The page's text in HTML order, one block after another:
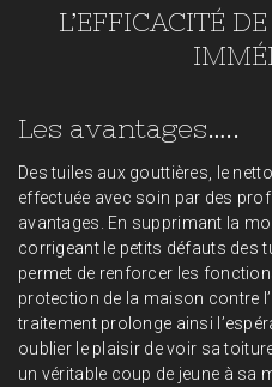
L’EFFICACITÉ
Les avantages…..
Des tuiles aux gouttières, le
effectuée avec soin par des
avantages. En supprimant la
corrigeant le petits défauts des
permet de renforcer les
protection de la maison contre
traitement prolonge ainsi
oublier le plaisir de voir sa
un véritable coup de jeune à sa